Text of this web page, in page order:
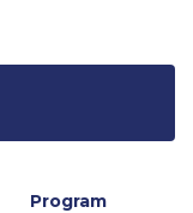
Program